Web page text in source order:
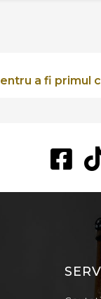
a fi primul